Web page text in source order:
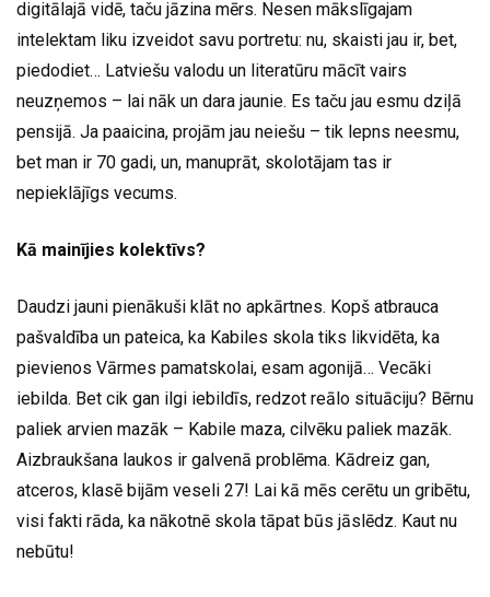
digitālajā vidē, taču jāzina mērs. Nesen mākslīgajam
intelektam liku izveidot savu portretu: nu, skaisti jau ir, bet,
piedodiet… Latviešu valodu un literatūru mācīt vairs
neuzņemos – lai nāk un dara jaunie. Es taču jau esmu dziļā
pensijā. Ja paaicina, projām jau neiešu – tik lepns neesmu,
bet man ir 70 gadi, un, manuprāt, skolotājam tas ir
nepieklājīgs vecums.
Kā mainījies kolektīvs?
Daudzi jauni pienākuši klāt no apkārtnes. Kopš atbrauca
pašvaldība un pateica, ka Kabiles skola tiks likvidēta, ka
pievienos Vārmes pamatskolai, esam agonijā… Vecāki
iebilda. Bet cik gan ilgi iebildīs, redzot reālo situāciju? Bērnu
paliek arvien mazāk – Kabile maza, cilvēku paliek mazāk.
Aizbraukšana laukos ir galvenā problēma. Kādreiz gan,
atceros, klasē bijām veseli 27! Lai kā mēs cerētu un gribētu,
visi fakti rāda, ka nākotnē skola tāpat būs jāslēdz. Kaut nu
nebūtu!